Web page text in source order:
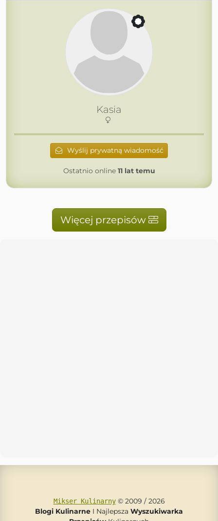
Kasia
Wyślij prywatną wiadomość
Ostatnio online 11 lat temu
Więcej przepisów
Mikser Kulinarny© 2009 / 2026
Blogi Kulinarne I Najlepsza Wyszukiwarka